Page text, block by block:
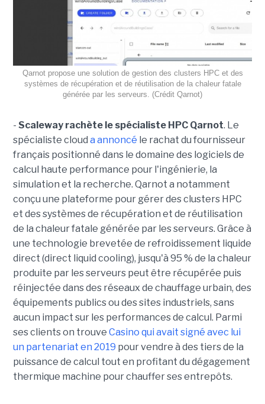
Qarnot propose une solution de gestion des clusters HPC et des
systèmes de récupération et de réutilisation de la chaleur fatale
générée par les serveurs. (Crédit Qarnot)
- Scaleway rachète le spécialiste HPC Qarnot. Le
spécialiste cloud a annoncé le rachat du fournisseur
français positionné dans le domaine des logiciels de
calcul haute performance pour l'ingénierie, la
simulation et la recherche. Qarnot a notamment
conçu une plateforme pour gérer des clusters HPC
et des systèmes de récupération et de réutilisation
de la chaleur fatale générée par les serveurs. Grâce à
une technologie brevetée de refroidissement liquide
direct (direct liquid cooling), jusqu'à 95 % de la chaleur
produite par les serveurs peut être récupérée puis
réinjectée dans des réseaux de chauffage urbain, des
équipements publics ou des sites industriels, sans
aucun impact sur les performances de calcul. Parmi
ses clients on trouve Casino qui avait signé avec lui
un partenariat en 2019 pour vendre à des tiers de la
puissance de calcul tout en profitant du dégagement
thermique machine pour chauffer ses entrepôts.